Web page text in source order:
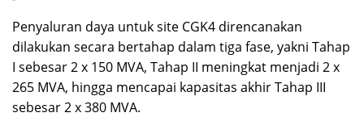
Penyaluran daya untuk site CGK4 direncanakan
dilakukan secara bertahap dalam tiga fase, yakni Tahap
I sebesar 2 x 150 MVA, Tahap II meningkat menjadi 2 x
265 MVA, hingga mencapai kapasitas akhir Tahap III
sebesar 2 x 380 MVA.